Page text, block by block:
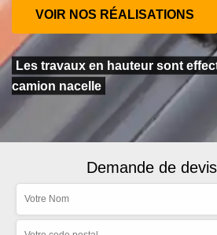
VOIR NOS RÉALISATIONS
Les travaux en hauteur sont
camion nacelle
Demande de